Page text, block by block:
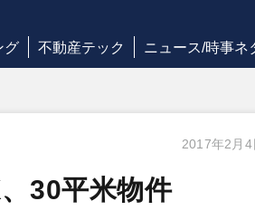
グ 不動産テック ニュース/時事ネ
2017年2月4
30平米物件